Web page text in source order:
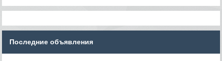
Последние объявления